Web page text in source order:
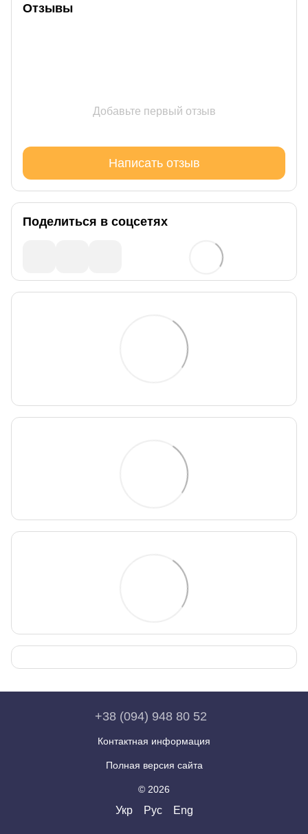
Отзывы
Добавьте первый отзыв
Написать отзыв
Поделиться в соцсетях
+38 (094) 948 80 52
Контактная информация
Полная версия сайта
© 2026
Укр Рус Eng